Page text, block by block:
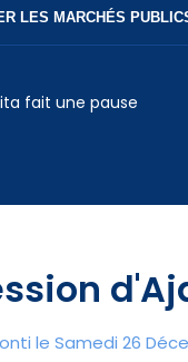
LES MARCHÉS
fait une pause
le Samedi 26